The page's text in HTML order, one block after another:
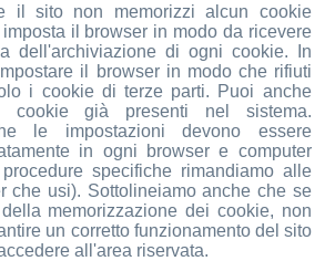
il sito non memorizzi alcun cookie
il browser in modo da ricevere
dell'archiviazione di ogni cookie. In
il browser in modo che rifiuti
i cookie di terze parti. Puoi anche
cookie già presenti nel sistema.
le impostazioni devono essere
in ogni browser e computer
specifiche rimandiamo alle
che usi). Sottolineiamo anche che se
memorizzazione dei cookie, non
un corretto funzionamento del sito
all'area riservata.